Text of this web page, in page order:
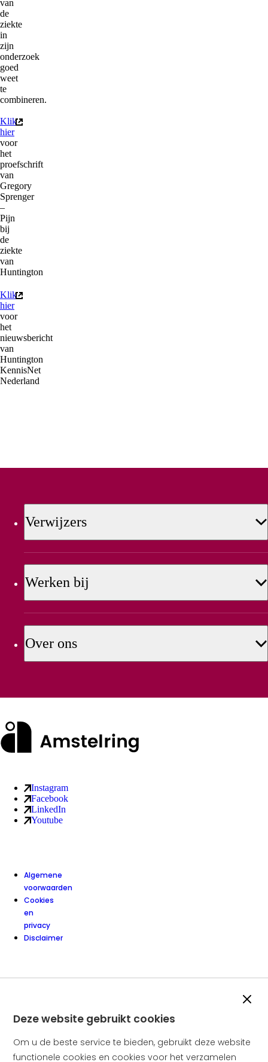
Deze website gebruikt cookies
Om u de beste service te bieden, gebruikt deze website
functionele cookies en cookies voor het verzamelen
van
de
ziekte
in
zijn
onderzoek
goed
weet
te
combineren.
Klik
hier
(externe link)
voor
het
proefschrift
van
Gregory
Sprenger
–
Pijn
bij
de
ziekte
van
Huntington
Klik
hier
(externe link)
voor
het
nieuwsbericht
van
Huntington
KennisNet
Nederland
Verwijzers
Werken bij
Over ons
Sociale media kanalen
Instagram
van Amstelring ledenservice (externe link)
Facebook
van Amstelring ledenservice (externe link)
LinkedIn
van Amstelring ledenservice (externe link)
Youtube
van Amstelring ledenservice (externe link)
Algemene
voorwaarden
Cookies
en
privacy
Disclaimer